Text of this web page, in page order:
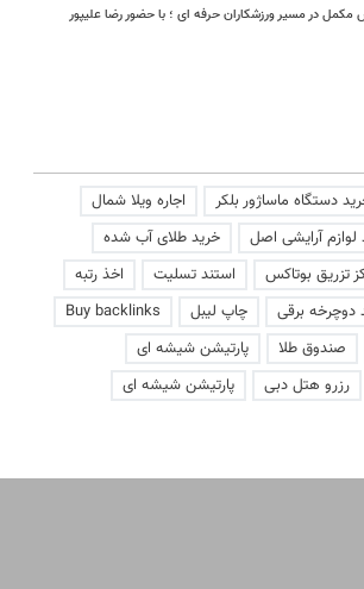
در مسیر ورزشکاران حرفه ای ؛ با حضور رضا علیپور
دستگاه ماساژور بلکر
اجاره ویلا شمال
لوازم آرایشی اصل
خرید طلای آب شده
تزریق بوتاکس استند تسلیت
اخذ رتبه
دوچرخه برقی چاپ لیبل
Buy backlinks
صندوق طلا
پارتیشن شیشه ای
رزرو هتل دبی پارتیشن شیشه ای